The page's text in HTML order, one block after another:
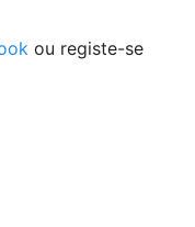
ou registe-se